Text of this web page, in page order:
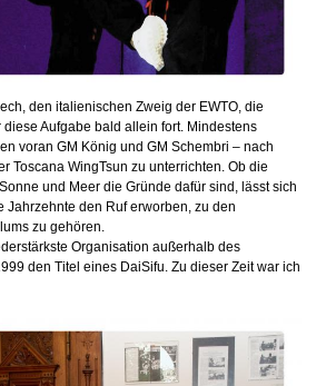
den italienischen Zweig der EWTO, die
Aufgabe bald allein fort. Mindestens
voran GM König und GM Schembri – nach
Toscana WingTsun zu unterrichten. Ob die
und Meer die Gründe dafür sind, lässt sich
den Ruf erworben, zu den
zu gehören.
Organisation außerhalb des
den Titel eines DaiSifu. Zu dieser Zeit war ich